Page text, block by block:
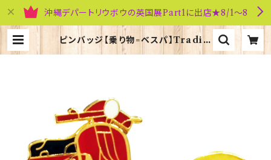
沖縄デパートリウボウの英国展Part1に出店★8/1～8
ピンバッジ【乗り物=ベスパ】Traditi